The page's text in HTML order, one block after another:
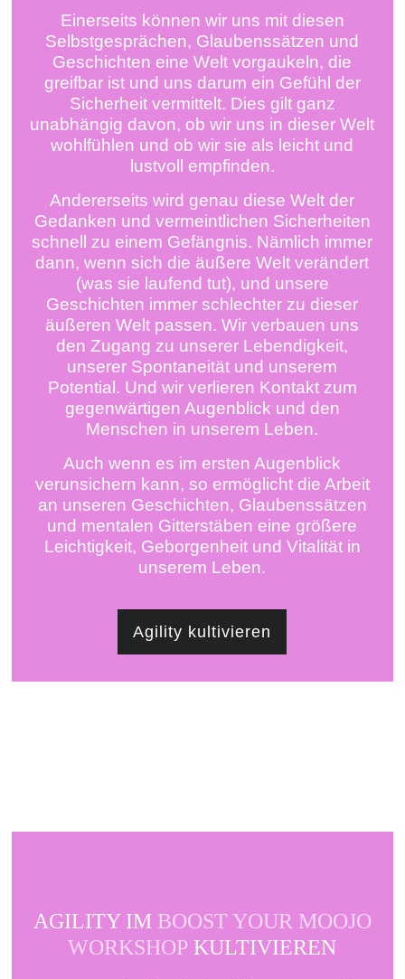
Einerseits können wir uns mit diesen
Selbstgesprächen, Glaubenssätzen und
Geschichten eine Welt vorgaukeln, die
greifbar ist und uns darum ein Gefühl der
Sicherheit vermittelt. Dies gilt ganz
unabhängig davon, ob wir uns in dieser Welt
wohlfühlen und ob wir sie als leicht und
lustvoll empfinden.
Andererseits wird genau diese Welt der
Gedanken und vermeintlichen Sicherheiten
schnell zu einem Gefängnis. Nämlich immer
dann, wenn sich die äußere Welt verändert
(was sie laufend tut), und unsere
Geschichten immer schlechter zu dieser
äußeren Welt passen. Wir verbauen uns
den Zugang zu unserer Lebendigkeit,
unserer Spontaneität und unserem
Potential. Und wir verlieren Kontakt zum
gegenwärtigen Augenblick und den
Menschen in unserem Leben.
Auch wenn es im ersten Augenblick
verunsichern kann, so ermöglicht die Arbeit
an unseren Geschichten, Glaubenssätzen
und mentalen Gitterstäben eine größere
Leichtigkeit, Geborgenheit und Vitalität in
unserem Leben.
Agility kultivieren
AGILITY IM BOOST YOUR MOOJO
WORKSHOP KULTIVIEREN